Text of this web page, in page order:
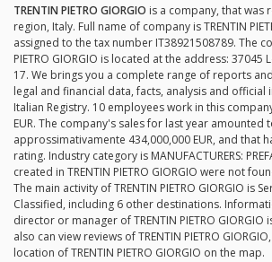
TRENTIN PIETRO GIORGIO is a company, that was
region, Italy. Full name of company is TRENTIN
assigned to the tax number IT38921508789. The
PIETRO GIORGIO is located at the address: 37045
17. We brings you a complete range of reports
legal and financial data, facts, analysis and
Italian Registry. 10 employees work in this
EUR. The company's sales for last year amounted
approssimativamente 434,000,000 EUR, and that
rating. Industry category is MANUFACTURERS:
created in TRENTIN PIETRO GIORGIO were not
The main activity of TRENTIN PIETRO GIORGIO is
Classified, including 6 other destinations.
director or manager of TRENTIN PIETRO GIORGIO
also can view reviews of TRENTIN PIETRO
location of TRENTIN PIETRO GIORGIO on the map.